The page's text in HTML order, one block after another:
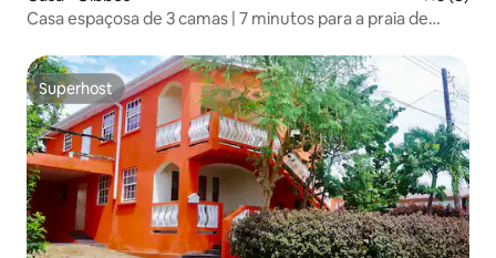
Casa espaçosa de 3 camas | 7 minutos para a praia de
Superhost
Superhost